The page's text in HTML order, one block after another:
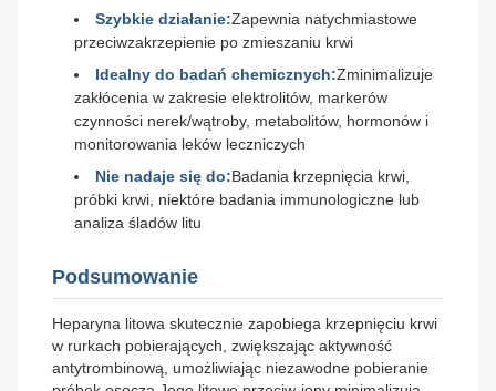
Szybkie działanie:Zapewnia natychmiastowe
przeciwzakrzepienie po zmieszaniu krwi
Idealny do badań chemicznych:Zminimalizuje
zakłócenia w zakresie elektrolitów, markerów
czynności nerek/wątroby, metabolitów, hormonów i
monitorowania leków leczniczych
Nie nadaje się do:Badania krzepnięcia krwi,
próbki krwi, niektóre badania immunologiczne lub
analiza śladów litu
Podsumowanie
Heparyna litowa skutecznie zapobiega krzepnięciu krwi
w rurkach pobierających, zwiększając aktywność
antytrombinową, umożliwiając niezawodne pobieranie